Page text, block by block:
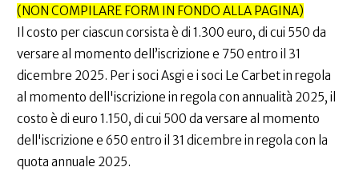
(NON COMPILARE FORM IN FONDO ALLA PAGINA)
Il costo per ciascun corsista è di 1.300 euro, di cui 550 da
versare al momento dell’iscrizione e 750 entro il 31
dicembre 2025. Per i soci Asgi e i soci Le Carbet in regola
al momento dell'iscrizione in regola con annualità 2025, il
costo è di euro 1.150, di cui 500 da versare al momento
dell'iscrizione e 650 entro il 31 dicembre in regola con la
quota annuale 2025.